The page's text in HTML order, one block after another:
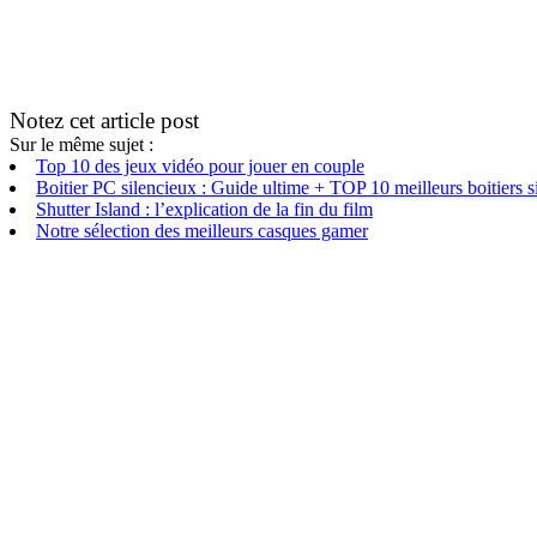
Notez cet article post
Sur le même sujet :
Top 10 des jeux vidéo pour jouer en couple
Boitier PC silencieux : Guide ultime + TOP 10 meilleurs boitiers
Shutter Island : l’explication de la fin du film
Notre sélection des meilleurs casques gamer